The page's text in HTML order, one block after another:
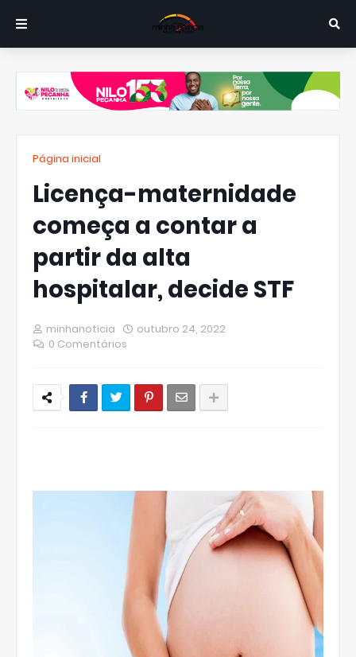
Página inicial
Licença-maternidade
começa a contar a
partir da alta
hospitalar, decide STF
minhanoticia
outubro 24, 2022
0 Comentários